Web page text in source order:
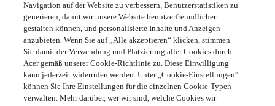
Nachhaltigkeit
Nachhaltigkeit
Corporate Social Responsibility
CO2-Bilanz unserer Produkte
Project Humanity
Earthion
Navigation auf der Website zu verbessern, Benutzerstatistiken zu
generieren, damit wir unsere Website benutzerfreundlicher
gestalten können, und personalisierte Inhalte und Anzeigen
anzubieten. Wenn Sie auf „Alle akzeptieren“ klicken, stimmen
Sie damit der Verwendung und Platzierung aller Cookies durch
Acer gemäß unserer Cookie-Richtlinie zu. Diese Einwilligung
kann jederzeit widerrufen werden. Unter „Cookie-Einstellungen“
können Sie Ihre Einstellungen für die einzelnen Cookie-Typen
verwalten. Mehr darüber, wer wir sind, welche Cookies wir